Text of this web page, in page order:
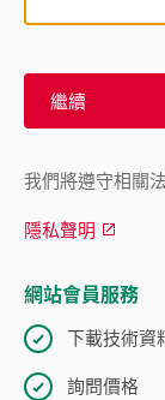
繼續
我們將遵守相關
隱私聲明
網站會員服務
下載技術資
詢問價格